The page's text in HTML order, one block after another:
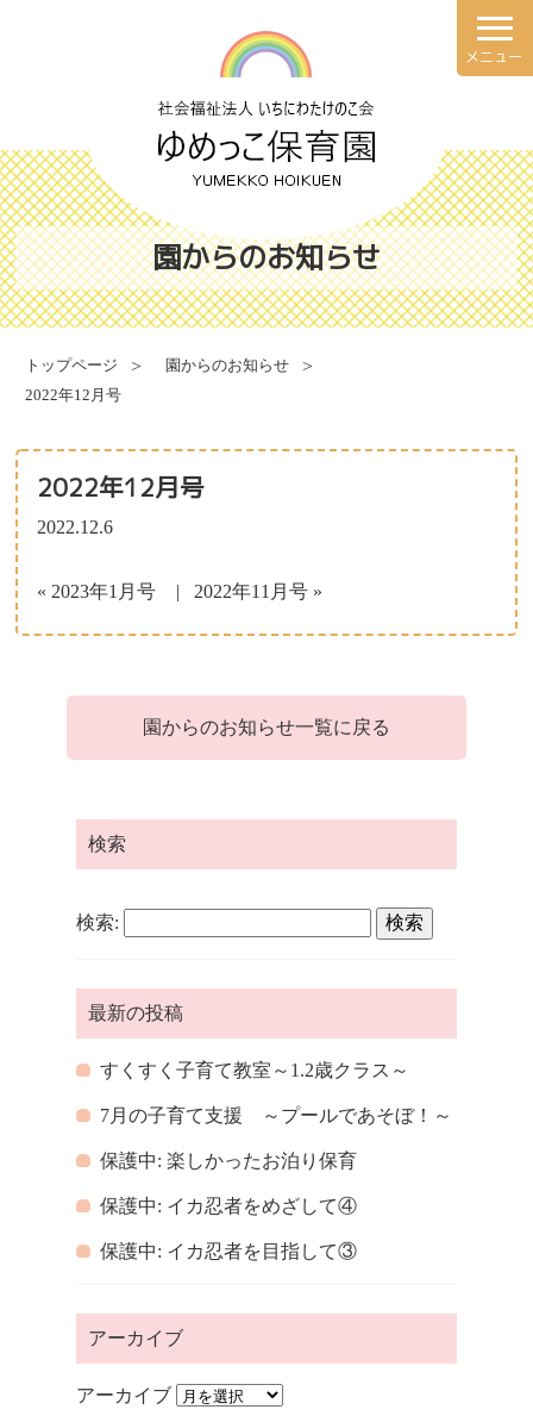
理念・方針
園の概要
施設案内
健康と安全・衛生・防災
園での一日
年間行事
子育て支援について
メニュー
園からのお知らせ
トップページ
園からのお知らせ
2022年12月号
2022年12月号
2022.12.6
« 2023年1月号 2022年11月号 »
園からのお知らせ一覧に戻る
検索
検索:
最新の投稿
すくすく子育て教室～1.2歳クラス～
7月の子育て支援 ～プールであそぼ！～
保護中: 楽しかったお泊り保育
保護中: イカ忍者をめざして④
保護中: イカ忍者を目指して③
アーカイブ
アーカイブ